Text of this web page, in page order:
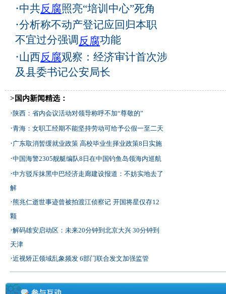
·中共反腐照亮“培训中心”死角
·分析称不动产登记应回归本职
不宜过分强调反腐功能
·山西反腐观察：经济审计首次涉
及县委书记公安局长
>国内新闻精选：
·陕西：省内会议活动对领导称呼不加“尊敬的”
·青海：女职工经期不能坚持劳动可给予公假一至二天
·广东取消暂缓就业政策 高校毕业生择业政策8日实施
·中国海警2305舰艇编队8日在中国钓鱼岛领海内巡航
·中方驳斥抹黑中巴经济走廊建设报道：不妨实地去了
解
·熊兆仁逝世事迹曾被拍渡江侦察记 开国将星仅存12
颗
·解码雄安启动区：未来20分钟到北京大兴 30分钟到
天津
·近视矫正领域乱象频发 6部门联合发文加强监管